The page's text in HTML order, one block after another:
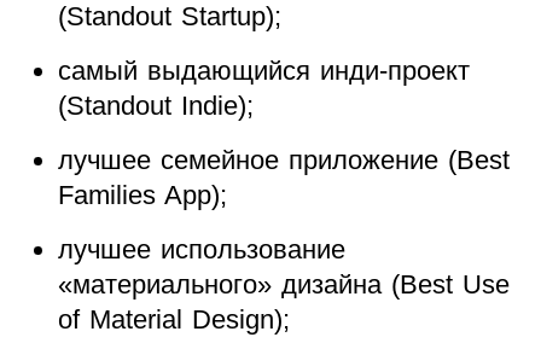
(Standout Startup);
самый выдающийся инди-проект
(Standout Indie);
лучшее семейное приложение (Best
Families App);
лучшее использование
«материального» дизайна (Best Use
of Material Design);